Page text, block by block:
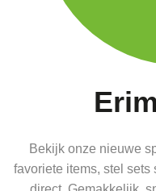
Bekijk onze nieuwe
favoriete items, stel sets